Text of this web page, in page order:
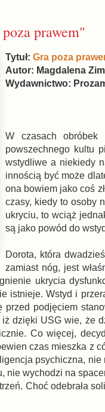
prawem"
Tytuł: Gra poza
Autor: Magdalena
Wydawnictwo:
W czasach
powszechnego kultu
wstydliwe a niekiedy
innością być może
ona bowiem jako coś
czasy, kiedy to osoby
ukryciu, to wciąż
są jako powód do
Dorota, która
zamiast nóg, jest
ukrycia
istnieje. Wstyd i
podjęciem
dzięki USG wie, że
Co więcej,
czas mieszka z
psychiczna,
nie wychodzi na
Choć odebrała